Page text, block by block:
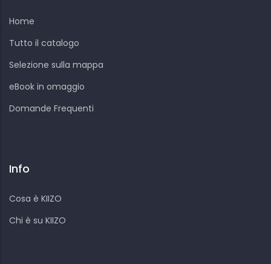
Home
Tutto il catalogo
Selezione sulla mappa
eBook in omaggio
Domande Frequenti
Info
Cosa è KIIZO
Chi è su KIIZO